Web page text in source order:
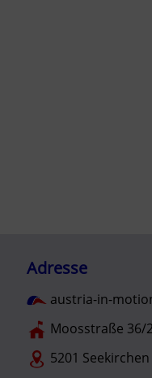
Adresse
austria-in-
Moosstraße 36/2
5201 Seekirchen